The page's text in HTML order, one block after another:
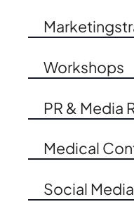
Workshops
PR & Media
Medical
Social